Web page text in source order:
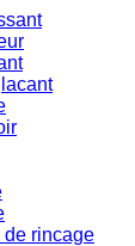
de rincage